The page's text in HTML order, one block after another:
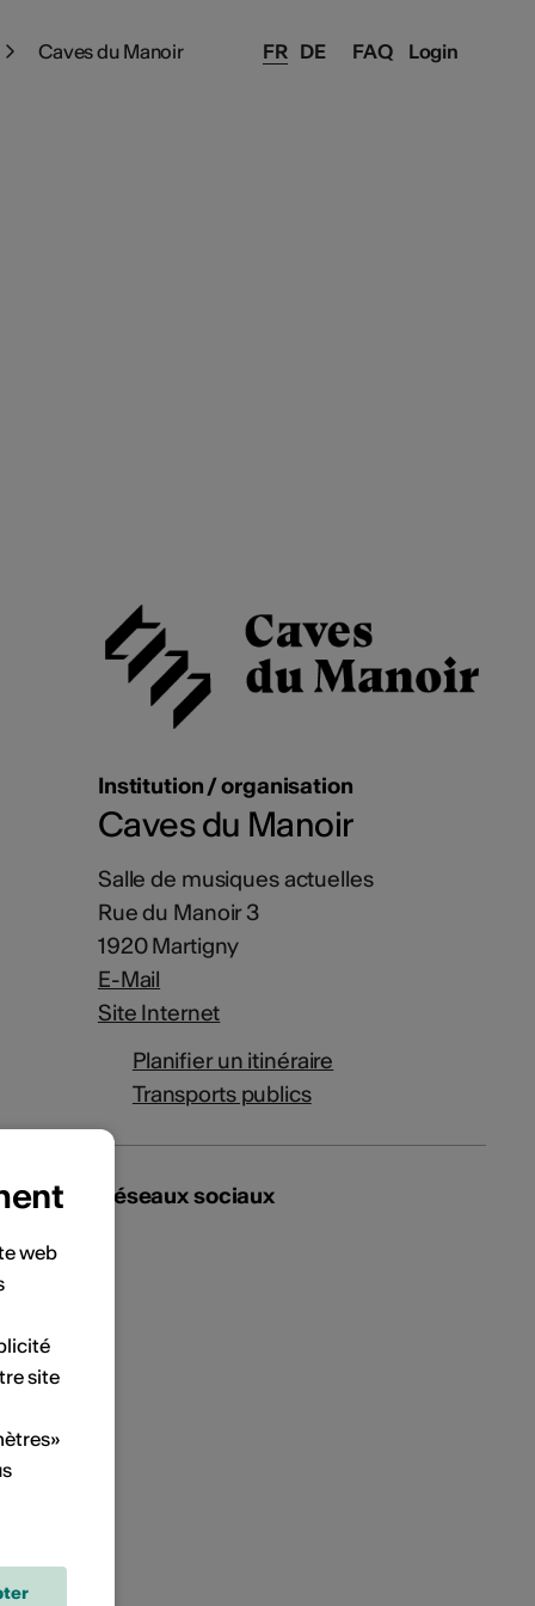
FAQ Login
FR DE
Caves du Manoir
Institution / organisation
Caves du Manoir
Salle de musiques actuelles
Rue du Manoir 3
1920 Martigny
E-Mail
Site Internet
Planifier un itinéraire
Transports publics
Réseaux sociaux
web
site